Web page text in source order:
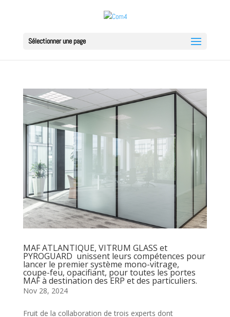
Sélectionner une page
MAF ATLANTIQUE, VITRUM GLASS et
PYROGUARD unissent leurs compétences pour
lancer le premier système mono-vitrage,
coupe-feu, opacifiant, pour toutes les portes
MAF à destination des ERP et des particuliers.
Nov 28, 2024
Fruit de la collaboration de trois experts dont